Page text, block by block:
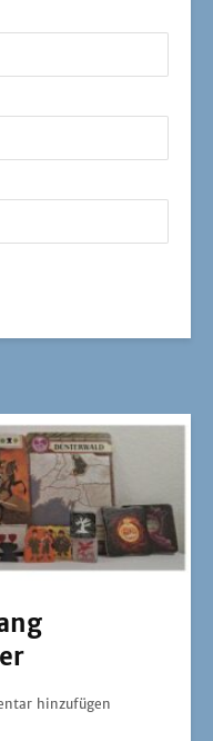
hinzufügen